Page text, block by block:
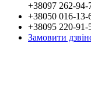
+38097 262-94-
+38050 016-13-
+38095 220-91-
Замовити